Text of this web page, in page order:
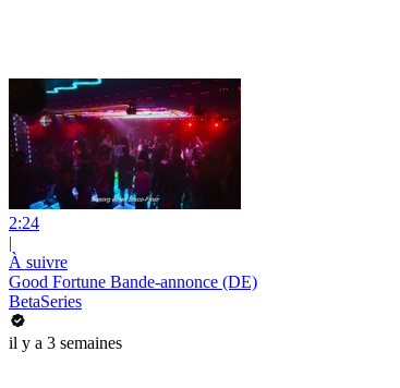
2:24
|
À suivre
Good Fortune Bande-annonce (DE)
BetaSeries
il y a 3 semaines